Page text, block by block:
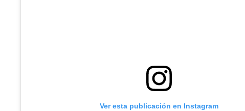
Ver esta publicación en Instagram